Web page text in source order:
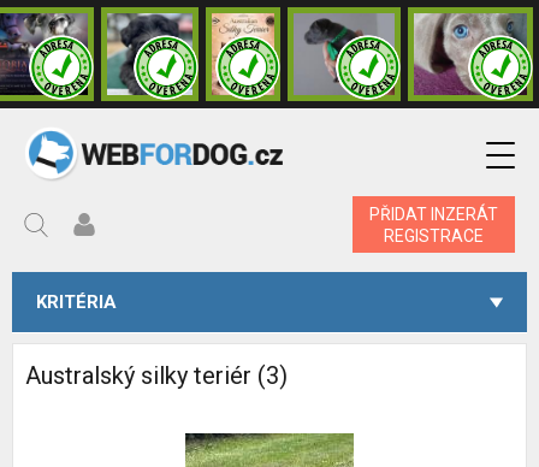
PŘIDAT INZERÁT
REGISTRACE
KRITÉRIA
Australský silky teriér (3)